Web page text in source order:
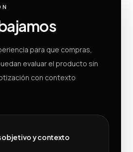
para que compras,
evaluar el producto sin
con contexto
objetivo y contexto